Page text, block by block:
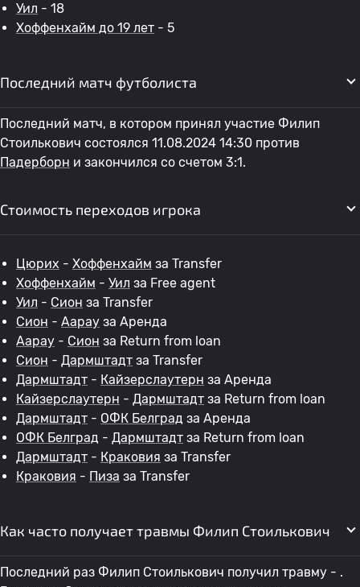
Уил - 18
Хоффенхайм до 19 лет - 5
Последний матч футболиста
Последний матч, в котором принял участие Филип
Стоилькович состоялся 11.08.2024 14:30 против
Падерборн и закончился со счетом 3:1.
Стоимость переходов игрока
Цюрих - Хоффенхайм за Transfer
Хоффенхайм - Уил за Free agent
Уил - Сион за Transfer
Сион - Аарау за Аренда
Аарау - Сион за Return from loan
Сион - Дармштадт за Transfer
Дармштадт - Кайзерслаутерн за Аренда
Кайзерслаутерн - Дармштадт за Return from loan
Дармштадт - ОФК Белград за Аренда
ОФК Белград - Дармштадт за Return from loan
Дармштадт - Краковия за Transfer
Краковия - Пиза за Transfer
Как часто получает травмы Филип Стоилькович
Последний раз Филип Стоилькович получил травму - .